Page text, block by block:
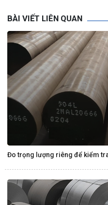
BÀI VIẾT LIÊN QUAN
Đo trọng lượng riêng để kiểm